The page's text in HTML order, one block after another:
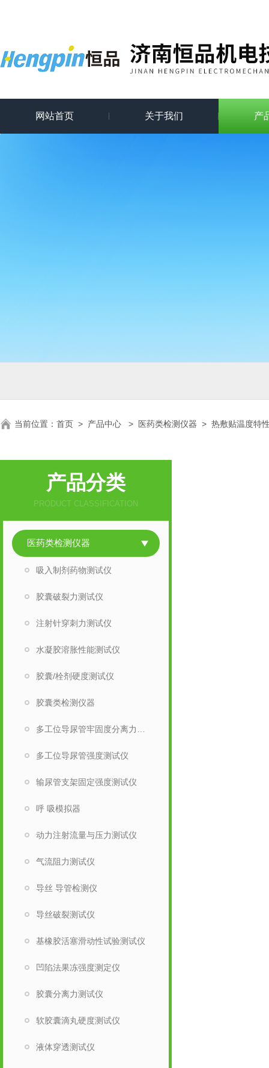
网站首页 关于我们 产
当前位置： 首页 > 产品中心 > 医药类检测仪器 > 热敷贴温度特
产品分类
PRODUCT CLASSIFICATION
医药类检测仪器
吸入制剂药物测试仪
胶囊破裂力测试仪
注射针穿刺力测试仪
水凝胶溶胀性能测试仪
胶囊/栓剂硬度测试仪
胶囊类检测仪器
多工位导尿管强度测试仪
输尿管支架固定强度测试仪
呼 吸模拟器
动力注射流量与压力测试仪
气流阻力测试仪
导丝 导管检测仪
导丝破裂测试仪
基橡胶活塞滑动性试验测试仪
凹陷法果冻强度测定仪
胶囊分离力测试仪
软胶囊滴丸硬度测试仪
液体穿透测试仪